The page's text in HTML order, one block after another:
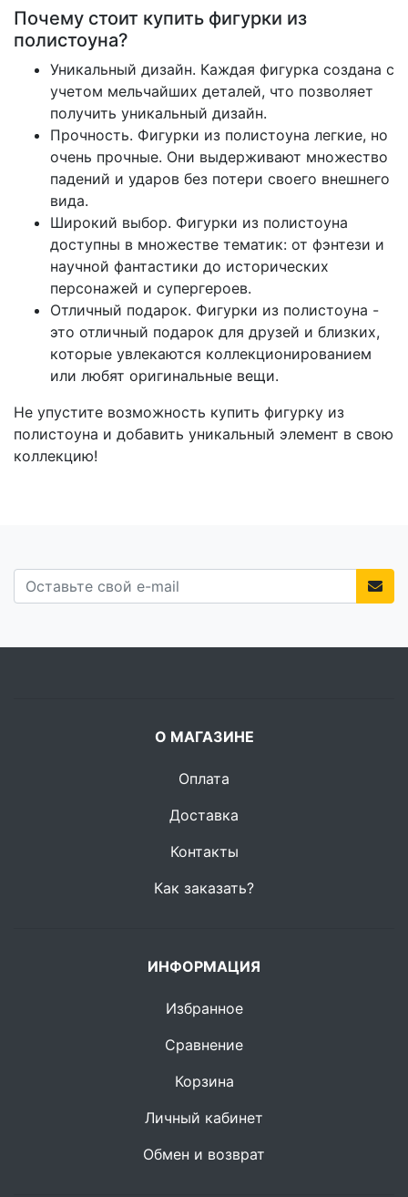
Почему стоит купить фигурки из
полистоуна?
Уникальный дизайн. Каждая фигурка создана с
учетом мельчайших деталей, что позволяет
получить уникальный дизайн.
Прочность. Фигурки из полистоуна легкие, но
очень прочные. Они выдерживают множество
падений и ударов без потери своего внешнего
вида.
Широкий выбор. Фигурки из полистоуна
доступны в множестве тематик: от фэнтези и
научной фантастики до исторических
персонажей и супергероев.
Отличный подарок. Фигурки из полистоуна -
это отличный подарок для друзей и близких,
которые увлекаются коллекционированием
или любят оригинальные вещи.
Не упустите возможность купить фигурку из
полистоуна и добавить уникальный элемент в свою
коллекцию!
О МАГАЗИНЕ
Оплата
Доставка
Контакты
Как заказать?
ИНФОРМАЦИЯ
Избранное
Сравнение
Корзина
Личный кабинет
Обмен и возврат